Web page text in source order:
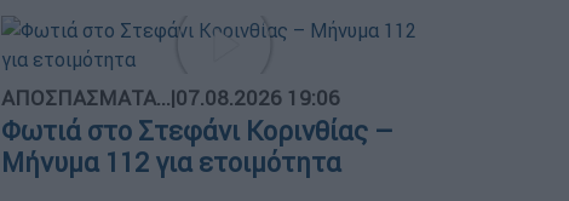
ΑΠΟΣΠΑΣΜΑΤΑ...|07.08.2026 19:06
Φωτιά στο Στεφάνι Κορινθίας –
Μήνυμα 112 για ετοιμότητα